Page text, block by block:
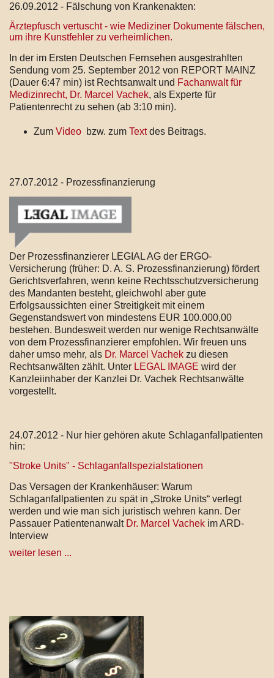
26.09.2012 - Fälschung von Krankenakten:
Ärztepfusch vertuscht - wie Mediziner Dokumente fälschen,
um ihre Kunstfehler zu verheimlichen.
In der im Ersten Deutschen Fernsehen ausgestrahlten
Sendung vom 25. September 2012 von REPORT MAINZ
(Dauer 6:47 min) ist Rechtsanwalt und Fachanwalt für
Medizinrecht, Dr. Marcel Vachek, als Experte für
Patientenrecht zu sehen (ab 3:10 min).
Zum Video bzw. zum Textdes Beitrags.
27.07.2012 - Prozessfinanzierung
Der Prozessfinanzierer LEGIAL AG der ERGO-
Versicherung (früher: D. A. S. Prozessfinanzierung) fördert
Gerichtsverfahren, wenn keine Rechtsschutzversicherung
des Mandanten besteht, gleichwohl aber gute
Erfolgsaussichten einer Streitigkeit mit einem
Gegenstandswert von mindestens EUR 100.000,00
bestehen. Bundesweit werden nur wenige Rechtsanwälte
von dem Prozessfinanzierer empfohlen. Wir freuen uns
daher umso mehr, als Dr. Marcel Vachek zu diesen
Rechtsanwälten zählt. Unter LEGAL IMAGE wird der
Kanzleiinhaber der Kanzlei Dr. Vachek Rechtsanwälte
vorgestellt.
24.07.2012 - Nur hier gehören akute Schlaganfallpatienten
hin:
"Stroke Units" - Schlaganfallspezialstationen
Das Versagen der Krankenhäuser: Warum
Schlaganfallpatienten zu spät in „Stroke Units“ verlegt
werden und wie man sich juristisch wehren kann. Der
Passauer Patientenanwalt Dr. Marcel Vachek im ARD-
Interview
weiter lesen ...